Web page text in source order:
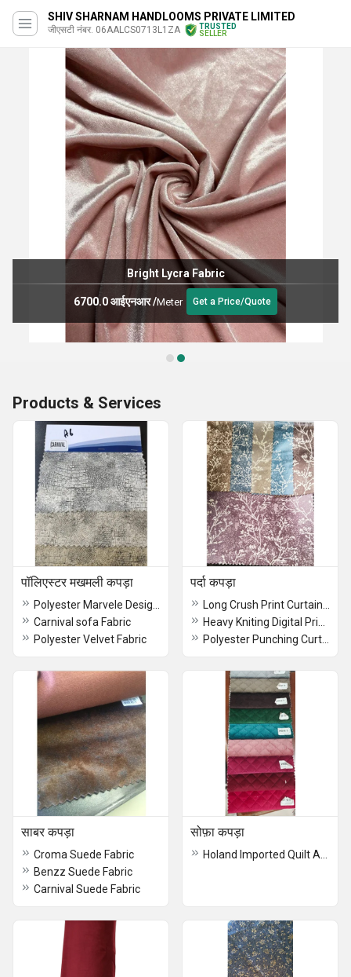
SHIV SHARNAM HANDLOOMS PRIVATE LIMITED
जीएसटी नंबर. 06AALCS0713L1ZA
TRUSTED
SELLER
Bright Lycra Fabric
6700.0 आईएनआर/Meter Get a Price/Quote
Products & Services
पॉलिएस्टर मखमली कपड़ा
Carnival sofa Fabric
Polyester Velvet Fabric
पर्दा कपड़ा
साबर कपड़ा
Croma Suede Fabric
Benzz Suede Fabric
Carnival Suede Fabric
सोफ़ा कपड़ा